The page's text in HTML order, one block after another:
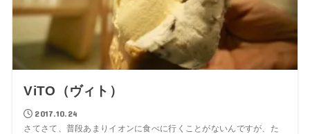
ViTO（ヴィト）
2017.10.24
さてさて、普段あまりイオンに食べに行くことがないんですが、た